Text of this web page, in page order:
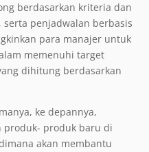
berdasarkan kriteria dan
penjadwalan berbasis
para manajer untuk
memenuhi target
dihitung berdasarkan
ke depannya,
produk- produk baru di
akan membantu